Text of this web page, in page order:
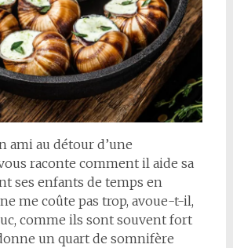
ami au détour d’une
raconte comment il aide sa
ses enfants de temps en
me coûte pas trop, avoue-t-il,
comme ils sont souvent fort
un quart de somnifère